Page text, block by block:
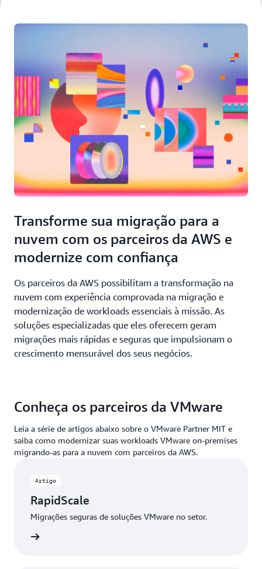
Transforme sua migração para a
nuvem com os parceiros da AWS e
modernize com confiança
Os parceiros da AWS possibilitam a transformação na
nuvem com experiência comprovada na migração e
modernização de workloads essenciais à missão. As
soluções especializadas que eles oferecem geram
migrações mais rápidas e seguras que impulsionam o
crescimento mensurável dos seus negócios.
Conheça os parceiros da VMware
Leia a série de artigos abaixo sobre o VMware Partner MIT e
saiba como modernizar suas workloads VMware on-premises
migrando-as para a nuvem com parceiros da AWS.
Artigo
RapidScale
Migrações seguras de soluções VMware no setor.